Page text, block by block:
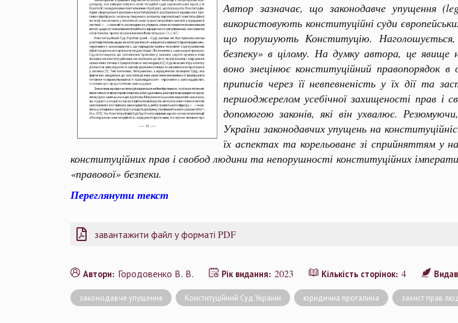
Автор зазначає, що законодавче упущення
використовують конституційні суди
що порушують Конституцію. Наголошується,
безпеку» в цілому. На думку автора, це явище
воно знецінює конституційний правопорядок в
приписів через її невпевненість у їх дії та
першоджерелом усебічної захищеності прав і
допомогою законів, які він ухвалює.
України законодавчих упущень на
їх аспектах та корельоване зі сприйняттям у
конституційних прав і свобод людини та непорушності конституційних
«правової» безпеки.
Переглянути текст
завантажити файл у форматі PDF
Автори: Городовенко В. В. Рік видання: 2023 Кількість сторінок: 4
законодавче упущення Конституційний Суд України юридична прогалина захист прав